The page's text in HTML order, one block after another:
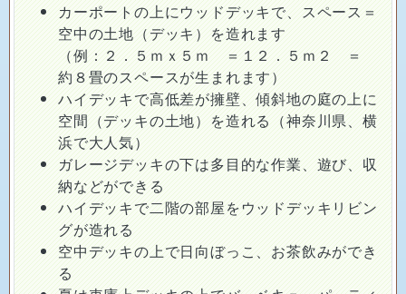
カーポートの上にウッドデッキで、スペース＝
空中の土地（デッキ）を造れます
（例：２．５ｍｘ５ｍ ＝１２．５ｍ２ ＝
約８畳のスペースが生まれます）
ハイデッキで高低差が擁壁、傾斜地の庭の上に
空間（デッキの土地）を造れる（神奈川県、横
浜で大人気）
ガレージデッキの下は多目的な作業、遊び、収
納などができる
ハイデッキで二階の部屋をウッドデッキリビン
グが造れる
空中デッキの上で日向ぼっこ、お茶飲みができ
る